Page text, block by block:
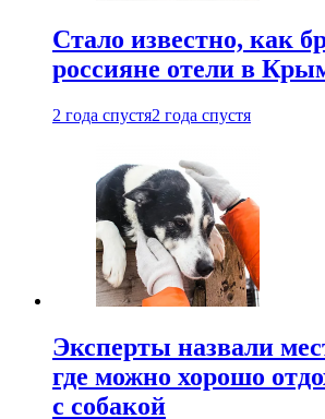
Стало известно, как
россияне отели в
2 года спустя2 года спустя
Эксперты назвали
где можно хорошо
с собакой